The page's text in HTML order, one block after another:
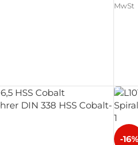
MwSt
-16%